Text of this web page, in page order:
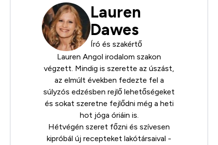
Lauren
Dawes
Író és szakértő
Lauren Angol irodalom szakon
végzett. Mindig is szerette az úszást,
az elmúlt években fedezte fel a
súlyzós edzésben rejlő lehetőségeket
és sokat szeretne fejlődni még a heti
hot jóga óriáin is.
Hétvégén szeret főzni és szívesen
kipróbál új recepteket lakótársaival -